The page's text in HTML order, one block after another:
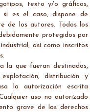
texto y/o gráficos,
si es el caso, dispone de
de los autores. Todos los
protegidos por
así como inscritos
la que fueran destinados,
distribución y
la autorización escrita
uso no autorizado
grave de los derechos